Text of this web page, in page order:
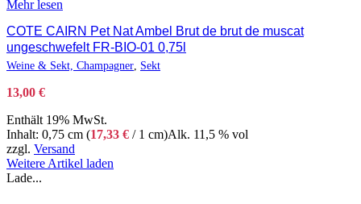
Mehr lesen
COTE CAIRN Pet Nat Ambel Brut de brut de muscat
ungeschwefelt FR-BIO-01 0,75l
Weine & Sekt, Champagner Sekt
13,00 €
Enthält 19% MwSt.
Inhalt: 0,75 cm (17,33 € / 1 cm)Alk. 11,5 % vol
zzgl. Versand
Weitere Artikel laden
Lade...